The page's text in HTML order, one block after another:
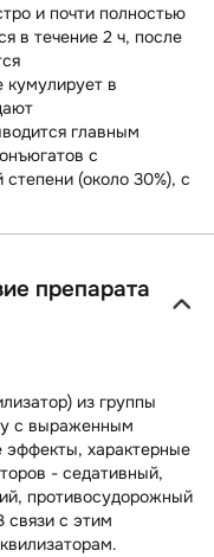
и почти полностью
в течение 2 ч, после
кумулирует в
главным
с
(около 30%), с
препарата
из группы
с выраженным
эффекты, характерные
- седативный,
противосудорожный
связи с этим